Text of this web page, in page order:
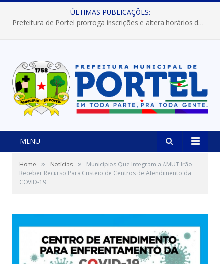
ÚLTIMAS PUBLICAÇÕES:
Prefeitura de Portel prorroga inscrições e altera horários dos concursos “Musa” e “Miss Mix Verão 2026”
MENU
Home » Notícias »
Municípios Que Integram a AMUT Irão
Receber Recurso Para Custeio de Centros de Atendimento da
COVID-19